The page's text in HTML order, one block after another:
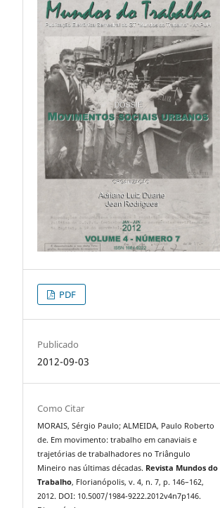
PDF
Publicado
2012-09-03
Como Citar
MORAIS, Sérgio Paulo; ALMEIDA, Paulo Roberto
de. Em movimento: trabalho em canaviais e
trajetórias de trabalhadores no Triângulo
Mineiro nas últimas décadas. Revista Mundos do
Trabalho, Florianópolis, v. 4, n. 7, p. 146–162,
2012. DOI: 10.5007/1984-9222.2012v4n7p146.